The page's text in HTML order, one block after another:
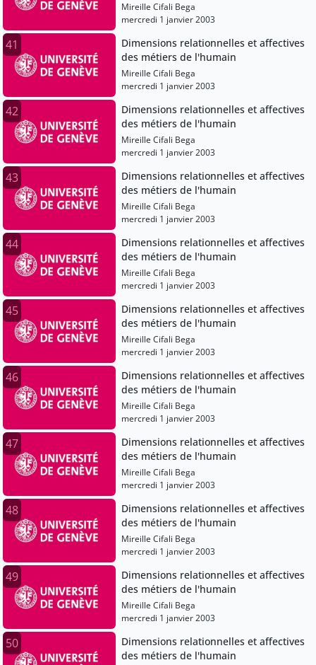
Mireille Cifali Bega
mercredi 1 janvier 2003
41
Dimensions relationnelles et affectives
des métiers de l'humain
Mireille Cifali Bega
mercredi 1 janvier 2003
42
Dimensions relationnelles et affectives
des métiers de l'humain
Mireille Cifali Bega
mercredi 1 janvier 2003
43
Dimensions relationnelles et affectives
des métiers de l'humain
Mireille Cifali Bega
mercredi 1 janvier 2003
44
Dimensions relationnelles et affectives
des métiers de l'humain
Mireille Cifali Bega
mercredi 1 janvier 2003
45
Dimensions relationnelles et affectives
des métiers de l'humain
Mireille Cifali Bega
mercredi 1 janvier 2003
46
Dimensions relationnelles et affectives
des métiers de l'humain
Mireille Cifali Bega
mercredi 1 janvier 2003
47
Dimensions relationnelles et affectives
des métiers de l'humain
Mireille Cifali Bega
mercredi 1 janvier 2003
48
Dimensions relationnelles et affectives
des métiers de l'humain
Mireille Cifali Bega
mercredi 1 janvier 2003
49
Dimensions relationnelles et affectives
des métiers de l'humain
Mireille Cifali Bega
mercredi 1 janvier 2003
50
Dimensions relationnelles et affectives
des métiers de l'humain